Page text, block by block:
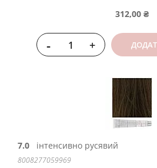
312,00 ₴
- +
7.0 інтенсивно русявий
8008277059969